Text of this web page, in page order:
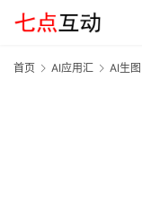
首页 AI应用汇 AI生图